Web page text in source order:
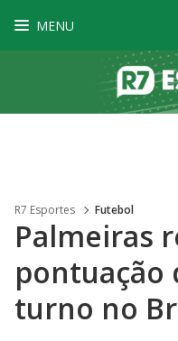
MENU
R7 Esportes Futebol
Palmeiras
pontuação
turno no